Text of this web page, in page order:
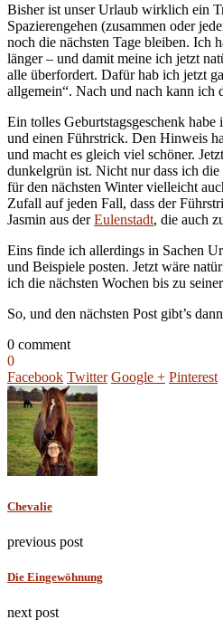
Bisher ist unser Urlaub wirklich ein
Spazierengehen (zusammen oder
noch die nächsten Tage bleiben. Ich
länger – und damit meine ich jetzt
alle überfordert. Dafür hab ich jetzt
allgemein“. Nach und nach kann ich
Ein tolles Geburtstagsgeschenk habe
und einen Führstrick. Den Hinweis
und macht es gleich viel schöner.
dunkelgrün ist. Nicht nur dass ich
für den nächsten Winter vielleicht
Zufall auf jeden Fall, dass der
Jasmin aus derEulenstadt, die auch
Eins finde ich allerdings in Sachen
und Beispiele posten. Jetzt wäre
ich die nächsten Wochen bis zu
So, und den nächsten Post gibt’s
0 comment
0
Facebook Twitter Google + Pinterest
Chevalie
previous post
Die Eingewöhnung
next post